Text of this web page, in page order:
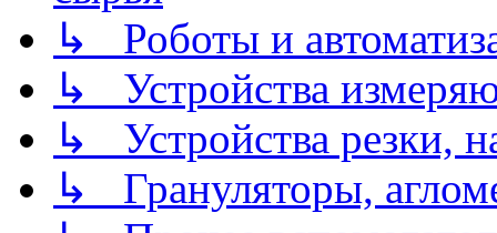
↳ Роботы и
↳ Устройства
↳ Устройства резки,
↳ Грануляторы,